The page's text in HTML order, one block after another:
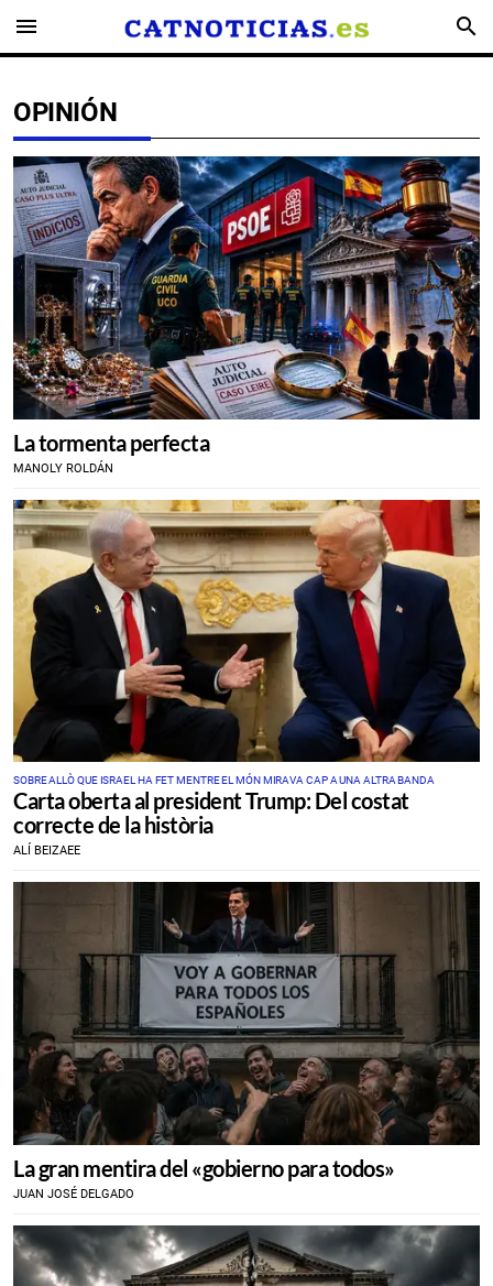
menu search
OPINIÓN
La tormenta perfecta
MANOLY ROLDÁN
SOBRE ALLÒ QUE ISRAEL HA FET MENTRE EL MÓN MIRAVA CAP A UNA ALTRA BANDA
Carta oberta al president Trump: Del costat
correcte de la història
ALÍ BEIZAEE
La gran mentira del «gobierno para todos»
JUAN JOSÉ DELGADO